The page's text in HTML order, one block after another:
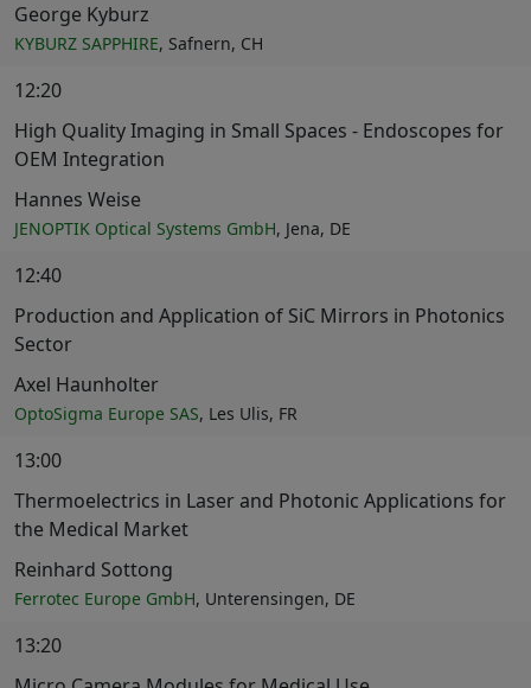
George Kyburz
KYBURZ SAPPHIRE, Safnern, CH
12:20
High Quality Imaging in Small Spaces - Endoscopes for
OEM Integration
Hannes Weise
JENOPTIK Optical Systems GmbH, Jena, DE
12:40
Production and Application of SiC Mirrors in Photonics
Sector
Axel Haunholter
OptoSigma Europe SAS, Les Ulis, FR
13:00
Thermoelectrics in Laser and Photonic Applications for
the Medical Market
Reinhard Sottong
Ferrotec Europe GmbH, Unterensingen, DE
13:20